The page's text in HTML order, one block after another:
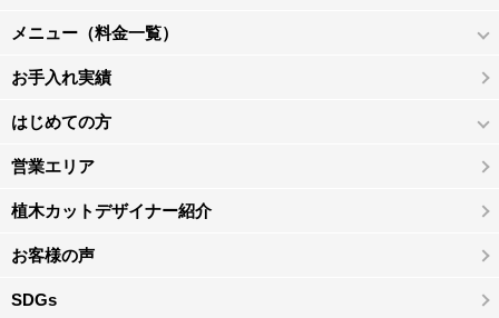
メニュー（料金一覧）
お手入れ実績
はじめての方
営業エリア
植木カットデザイナー紹介
お客様の声
SDGs